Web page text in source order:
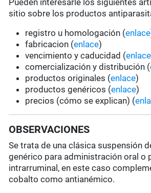
Pueden interesarle los siguientes
sitio sobre los productos
registro u homologación (enlace
fabricacion (enlace)
vencimiento y caducidad (enlace
comercialización y distribución (
productos originales (enlace)
productos genéricos (enlace)
precios (cómo se explican) (
OBSERVACIONES
Se trata de una clásica suspensión
genérico para administración oral o
intrarruminal, en este caso
cobalto como antianémico.